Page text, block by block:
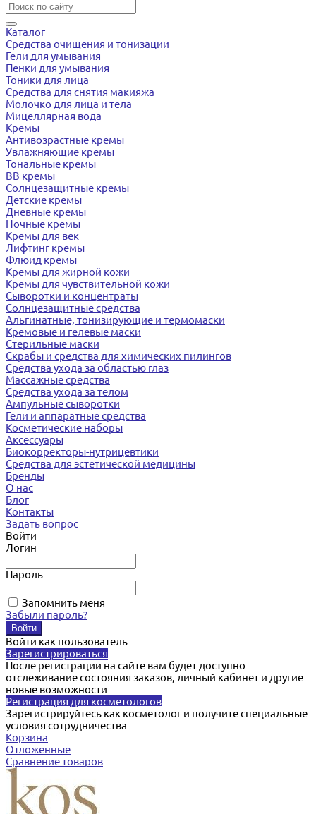
Каталог
Средства очищения и тонизации
Гели для умывания
Пенки для умывания
Тоники для лица
Средства для снятия макияжа
Молочко для лица и тела
Мицеллярная вода
Кремы
Антивозрастные кремы
Увлажняющие кремы
Тональные кремы
BB кремы
Солнцезащитные кремы
Детские кремы
Дневные кремы
Ночные кремы
Кремы для век
Лифтинг кремы
Флюид кремы
Кремы для жирной кожи
Кремы для чувствительной кожи
Сыворотки и концентраты
Солнцезащитные средства
Альгинатные, тонизирующие и термомаски
Кремовые и гелевые маски
Стерильные маски
Скрабы и средства для химических пилингов
Средства ухода за областью глаз
Массажные средства
Средства ухода за телом
Ампульные сыворотки
Гели и аппаратные средства
Косметические наборы
Аксессуары
Биокорректоры-нутрицевтики
Средства для эстетической медицины
Бренды
О нас
Блог
Контакты
Задать вопрос
Войти
Логин
Пароль
Запомнить меня
Забыли пароль?
Войти как пользователь
Зарегистрироваться
После регистрации на сайте вам будет доступно
отслеживание состояния заказов, личный кабинет и другие
новые возможности
Регистрация для косметологов
Зарегистрируйтесь как косметолог и получите специальные
условия сотрудничества
Корзина
Отложенные
Сравнение товаров